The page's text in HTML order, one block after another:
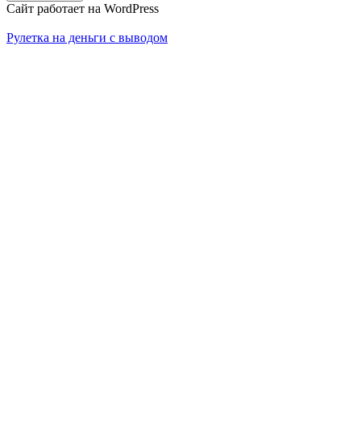
Сайт работает на WordPress
Рулетка на деньги с выводом